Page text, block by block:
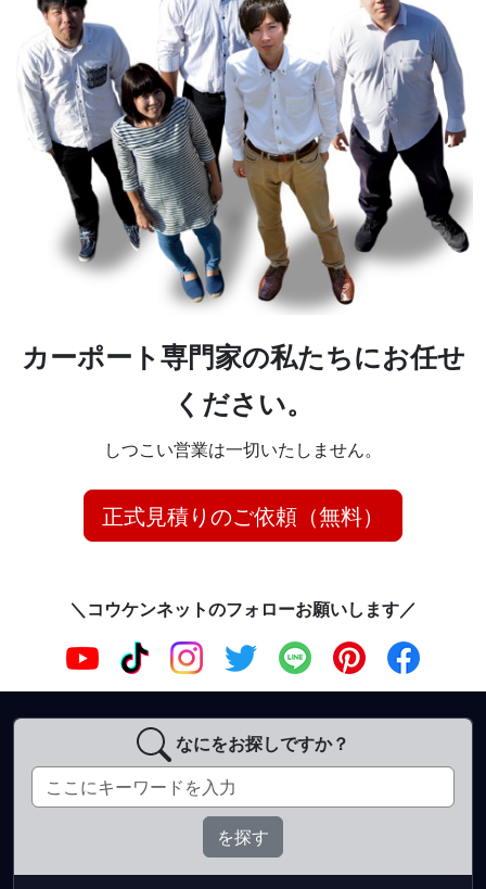
カーポート専門家の私たちにお任せ
ください。
しつこい営業は一切いたしません。
正式見積りのご依頼（無料）
＼コウケンネットのフォローお願いします／
なにをお探しですか？